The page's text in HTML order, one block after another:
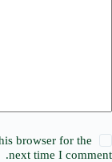
browser for the
next time I comment.